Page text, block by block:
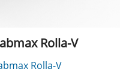
Rolla-V
Rolla-V